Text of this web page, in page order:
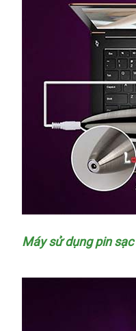
Máy sử dụng pin sạc